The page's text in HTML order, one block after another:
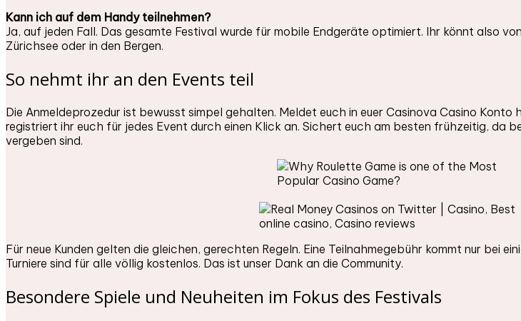
Kann ich auf dem Handy teilnehmen?
Ja, auf jeden Fall. Das gesamte Festival wurde für mobile Endgeräte optimiert. Ihr könnt also
Zürichsee oder in den Bergen.
So nehmt ihr an den Events teil
Die Anmeldeprozedur ist bewusst simpel gehalten. Meldet euch in euer Casinova Casino
registriert ihr euch für jedes Event durch einen Klick an. Sichert euch am besten frühzeitig, da
vergeben sind.
Für neue Kunden gelten die gleichen, gerechten Regeln. Eine Teilnahmegebühr kommt nur bei
Turniere sind für alle völlig kostenlos. Das ist unser Dank an die Community.
Besondere Spiele und Neuheiten im Fokus des Festivals